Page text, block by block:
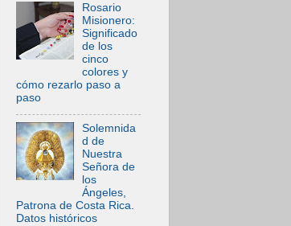
Rosario
Misionero:
Significado
de los
cinco
colores y
cómo rezarlo paso a
paso
Solemnida
d de
Nuestra
Señora de
los
Ángeles,
Patrona de Costa Rica.
Datos históricos